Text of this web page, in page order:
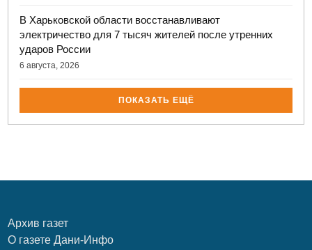
В Харьковской области восстанавливают
электричество для 7 тысяч жителей после утренних
ударов России
6 августа, 2026
ПОКАЗАТЬ ЕЩЁ
Архив газет
О газете Дани-Инфо